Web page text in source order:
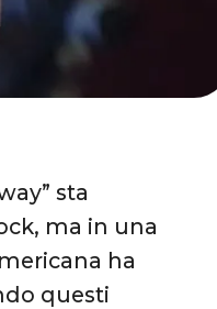
sta
ma in una
ha
questi